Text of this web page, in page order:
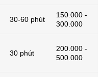
30-60 phút
150.000 -
300.000
30 phút
200.000 -
500.000